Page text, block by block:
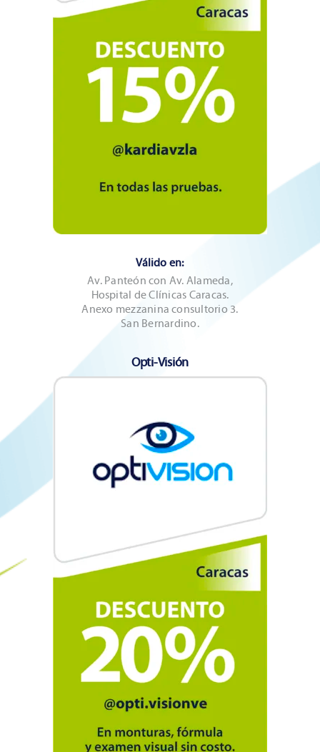
Válido en:
Av. Panteón con Av. Alameda,
Hospital de Clínicas Caracas.
Anexo mezzanina consultorio 3.
San Bernardino.
Opti-Visión